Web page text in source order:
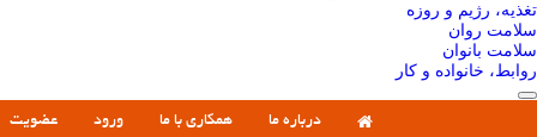
تغذیه، رژیم و روزه
سلامت روان
سلامت بانوان
روابط، خانواده و کار
درباره ما همکاری با ما ورود عضویت